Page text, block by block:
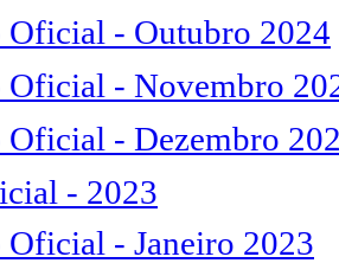
- Outubro 2024
- Novembro
- Dezembro
- 2023
- Janeiro 2023